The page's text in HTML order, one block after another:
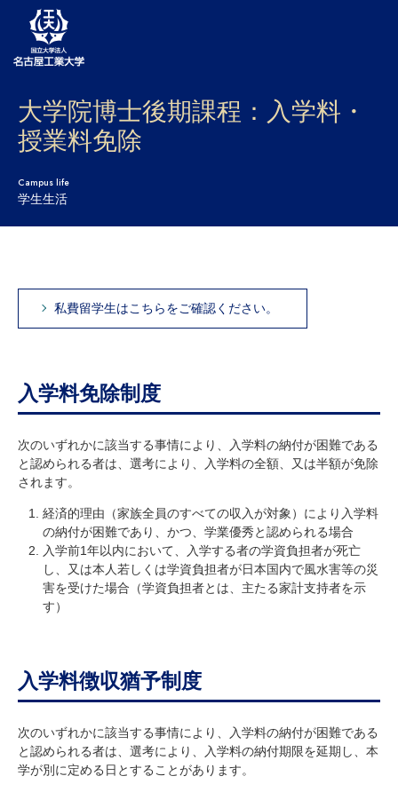
大学案内
学部・大学院・センター
入試
学生生活
社会連携
研究・教員Navi
受験生 在学生
卒業生
寄附のお願い
アクセス
キャンパスマップ お問い合わせ English 資料請求
大学院博士後期課程：入学料・
授業料免除
Campus life
学生生活
私費留学生はこちらをご確認ください。
入学料免除制度
次のいずれかに該当する事情により、入学料の納付が困難である
と認められる者は、選考により、入学料の全額、又は半額が免除
されます。
経済的理由（家族全員のすべての収入が対象）により入学料
の納付が困難であり、かつ、学業優秀と認められる場合
入学前1年以内において、入学する者の学資負担者が死亡
し、又は本人若しくは学資負担者が日本国内で風水害等の災
害を受けた場合（学資負担者とは、主たる家計支持者を示
す）
入学料徴収猶予制度
次のいずれかに該当する事情により、入学料の納付が困難である
と認められる者は、選考により、入学料の納付期限を延期し、本
学が別に定める日とすることがあります。